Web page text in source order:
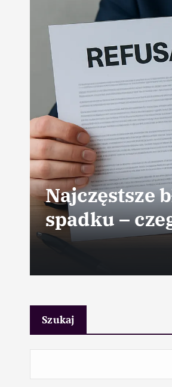
Najczęstsze
spadku –
Szukaj